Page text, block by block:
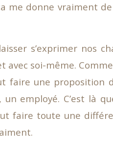
me donne vraiment
s’exprimer nos
avec soi-même.
faire une proposition
employé. C’est là
faire toute une